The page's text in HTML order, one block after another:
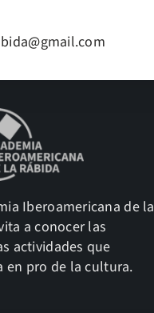
Iberoamericana de la
a conocer las
actividades que
en pro de la cultura.